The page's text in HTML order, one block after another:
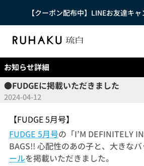
【クーポン配布中】LINEお友達キャ
お知らせ詳細
●FUDGEに掲載いただきました
2024-04-12
【FUDGE 5月号】
FUDGE 5月号の「I’M DEFINITELY
BAGS!! 心配性のあの子と、大きな
ールを掲載いただきました。